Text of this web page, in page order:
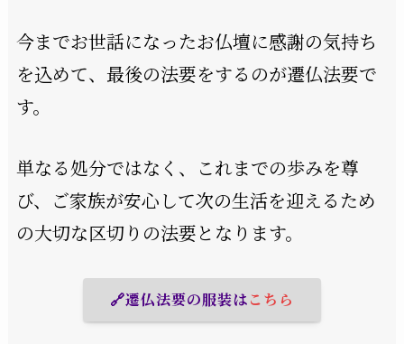
今までお世話になったお仏壇に感謝の気持ち
を込めて、最後の法要をするのが遷仏法要で
す。
単なる処分ではなく、これまでの歩みを尊
び、ご家族が安心して次の生活を迎えるため
の大切な区切りの法要となります。
🔗遷仏法要の服装はこちら